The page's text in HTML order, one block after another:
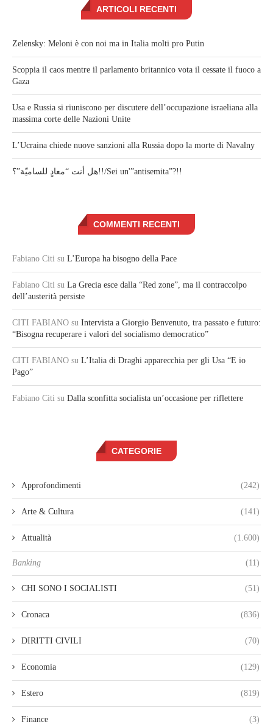
ARTICOLI RECENTI
Zelensky: Meloni è con noi ma in Italia molti pro Putin
Scoppia il caos mentre il parlamento britannico vota il cessate il fuoco a
Gaza
Usa e Russia si riuniscono per discutere dell’occupazione israeliana alla
massima corte delle Nazioni Unite
L’Ucraina chiede nuove sanzioni alla Russia dopo la morte di Navalny
هل أنت “معادٍ للساميّة”؟!!/Sei un'”antisemita”?!!
COMMENTI RECENTI
Fabiano Citi su L’Europa ha bisogno della Pace
Fabiano Citi su La Grecia esce dalla “Red zone”, ma il contraccolpo
dell’austerità persiste
CITI FABIANO su Intervista a Giorgio Benvenuto, tra passato e futuro:
“Bisogna recuperare i valori del socialismo democratico”
CITI FABIANO su L’Italia di Draghi apparecchia per gli Usa “E io
Pago”
Fabiano Citi su Dalla sconfitta socialista un’occasione per riflettere
CATEGORIE
Approfondimenti (242)
Arte & Cultura (141)
Attualità (1.600)
Banking (11)
CHI SONO I SOCIALISTI (51)
Cronaca (836)
DIRITTI CIVILI (70)
Economia (129)
Estero (819)
Finance (3)